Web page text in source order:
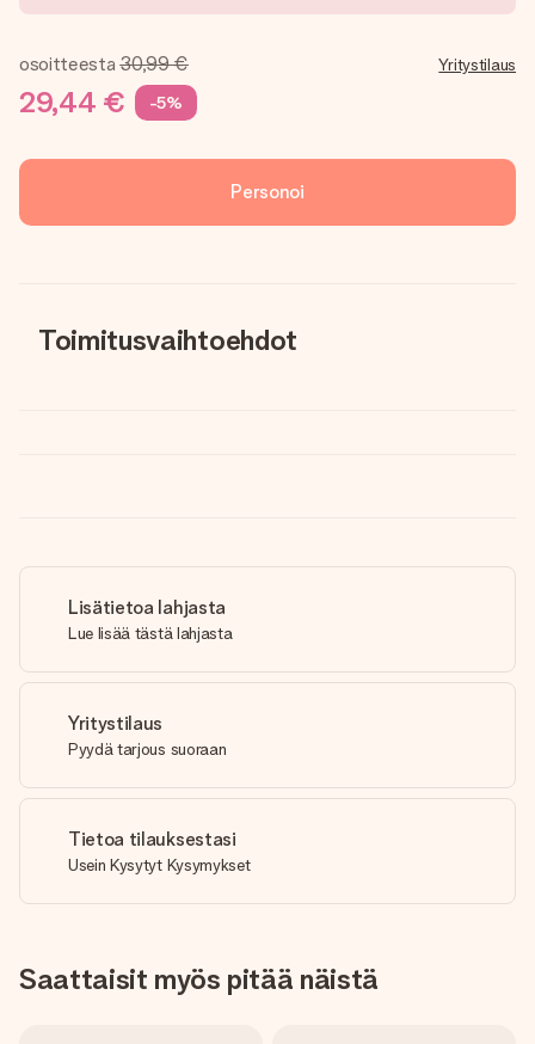
osoitteesta 30,99 €
29,44 € -5%
Yritystilaus
Personoi
Toimitusvaihtoehdot
Lisätietoa lahjasta
Lue lisää tästä lahjasta
Yritystilaus
Pyydä tarjous suoraan
Tietoa tilauksestasi
Usein Kysytyt Kysymykset
Saattaisit myös pitää näistä